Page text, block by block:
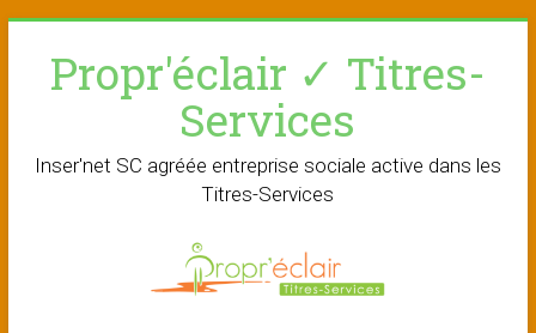
contentPropr'éclair ✓ Titres-
Services
Inser'net SC agréée entreprise sociale active dans les
Titres-Services